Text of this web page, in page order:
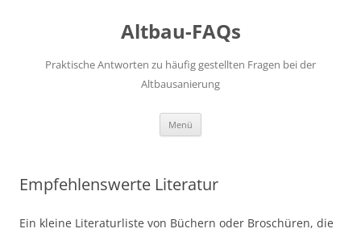
Altbau-FAQs
Praktische Antworten zu häufig gestellten Fragen bei der
Altbausanierung
Menü
Empfehlenswerte Literatur
Ein kleine Literaturliste von Büchern oder Broschüren, die